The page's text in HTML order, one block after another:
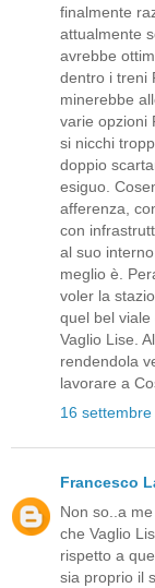
finalmente
attualmente
avrebbe
dentro i treni
minerebbe
varie opzioni
si nicchi
doppio
esiguo.
afferenza,
con
al suo
meglio è.
voler la
quel bel
Vaglio Lise.
rendendola
lavorare a
16
Francesco
Non so..a
che Vaglio
rispetto a
sia proprio il